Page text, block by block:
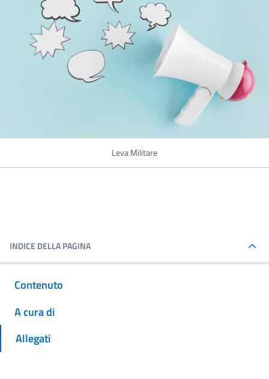
Leva Militare
INDICE DELLA PAGINA
Contenuto
A cura di
Allegati